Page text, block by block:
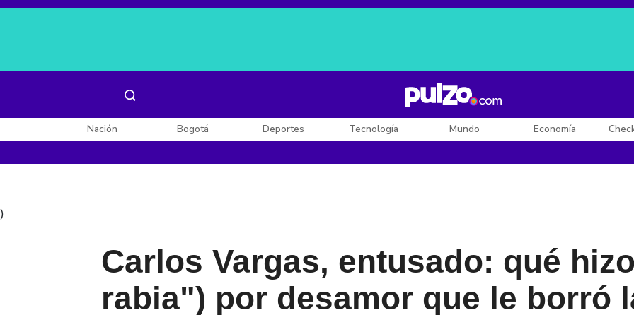
Posesión de De la Espriella
Nación Bogotá Deportes Tecnología Mundo Economía
)
Carlos Vargas, entusado: qué
rabia") por desamor que le borró